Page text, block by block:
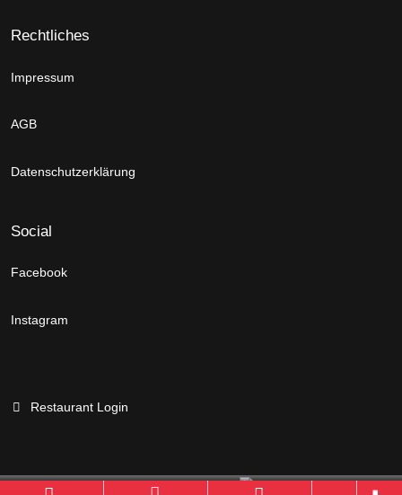
Rechtliches
Impressum
AGB
Datenschutzerklärung
Social
Facebook
Instagram
Restaurant Login
Branchenportal Software made in Germany